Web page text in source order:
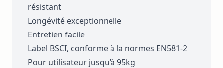
résistant
Longévité exceptionnelle
Entretien facile
Label BSCI, conforme à la normes EN581-2
Pour utilisateur jusqu’à 95kg